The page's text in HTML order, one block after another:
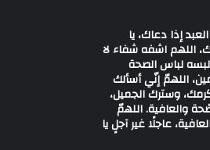
إذا دعاك، يا
اللهم اشفه شفاء لا
لباس الصحة
اللهمّ إنّي أسألك
وسترك الجميل،
والعافية. اللهمّ
عاجلًا غير آجلٍ يا